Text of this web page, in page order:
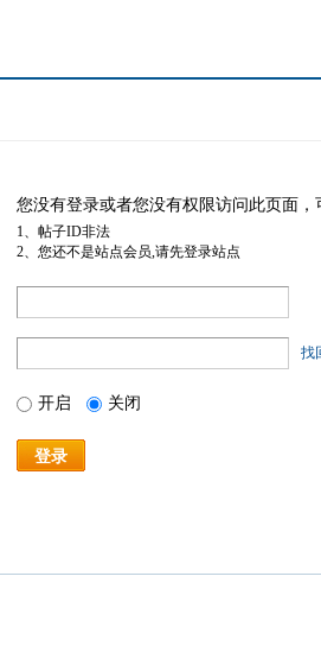
您没有登录或者您没有权限访问此页面
1、帖子ID非法
2、您还不是站点会员,请先登录站点
找
开启 关闭
登录